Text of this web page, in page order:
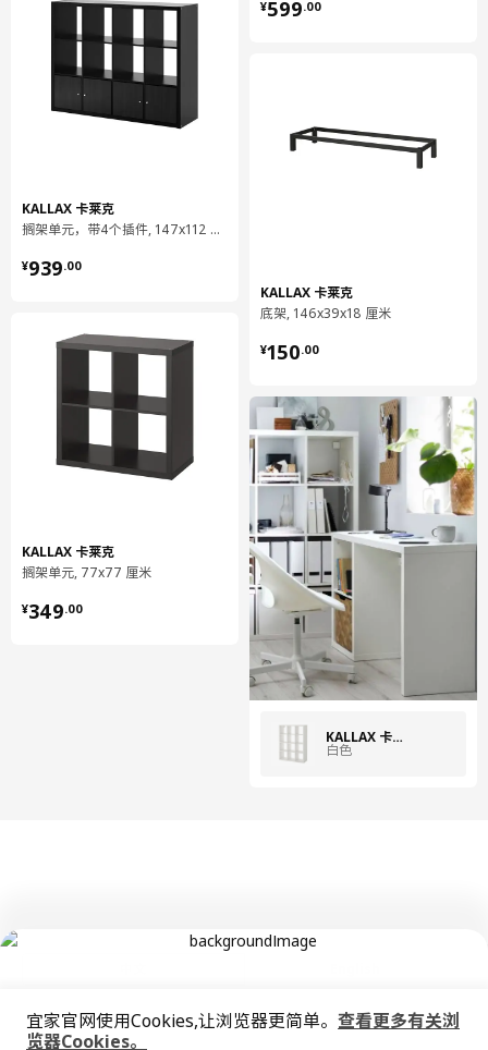
KALLAX 卡莱克
搁架单元，带4个插件, 147x112 厘米
¥939.00
¥ 939.00
KALLAX 卡莱克
搁架单元, 77x77 厘米
¥349.00
¥ 349.00
¥599.00
KALLAX 卡莱克
底架, 146x39x18 厘米
¥150.00
¥ 150.00
KALLAX 卡莱克
白色
© Inter IKEA Systems B.V. 1999-2026
隐私政策
宜家官网使用Cookies,让浏览器更简单。 查看更多有关浏
览器Cookies。